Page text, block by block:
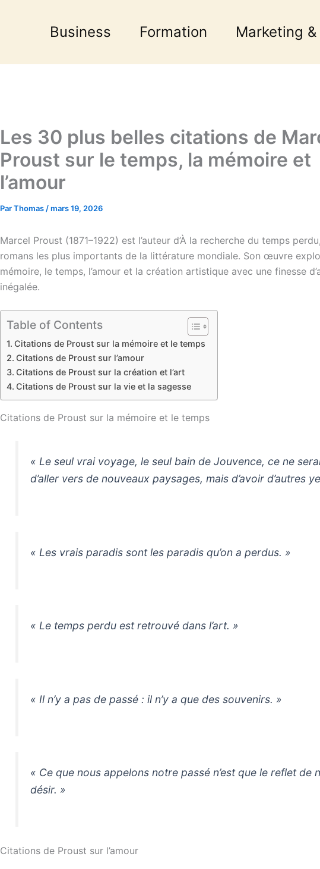
Business Formation Marketing
Les 30 plus belles citations de
Proust sur le temps, la mémoire et
l’amour
ParThomas /mars 19, 2026
Marcel Proust (1871–1922) est l’auteur d’À la recherche du temps
romans les plus importants de la littérature mondiale. Son œuvre
mémoire, le temps, l’amour et la création artistique avec une finesse
inégalée.
Table of Contents
Citations de Proust sur la mémoire et le temps
Citations de Proust sur l’amour
Citations de Proust sur la création et l’art
Citations de Proust sur la vie et la sagesse
Citations de Proust sur la mémoire et le temps
« Le seul vrai voyage, le seul bain de Jouvence, ce ne
d’aller vers de nouveaux paysages, mais d’avoir d’autres
« Les vrais paradis sont les paradis qu’on a perdus. »
« Le temps perdu est retrouvé dans l’art. »
« Il n’y a pas de passé : il n’y a que des souvenirs. »
« Ce que nous appelons notre passé n’est que le reflet de
désir. »
Citations de Proust sur l’amour